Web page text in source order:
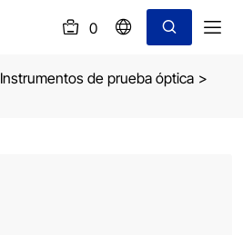
0
Instrumentos de prueba óptica >